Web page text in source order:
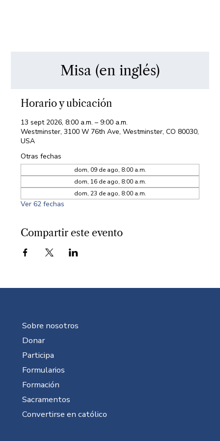
Misa (en inglés)
Horario y ubicación
13 sept 2026, 8:00 a.m. – 9:00 a.m.
Westminster, 3100 W 76th Ave, Westminster, CO 80030,
USA
Otras fechas
dom, 09 de ago, 8:00 a.m.
dom, 16 de ago, 8:00 a.m.
dom, 23 de ago, 8:00 a.m.
Ver 62 fechas
Compartir este evento
Sobre nosotros
Donar
Participa
Formularios
Formación
Sacramentos
Convertirse en católico